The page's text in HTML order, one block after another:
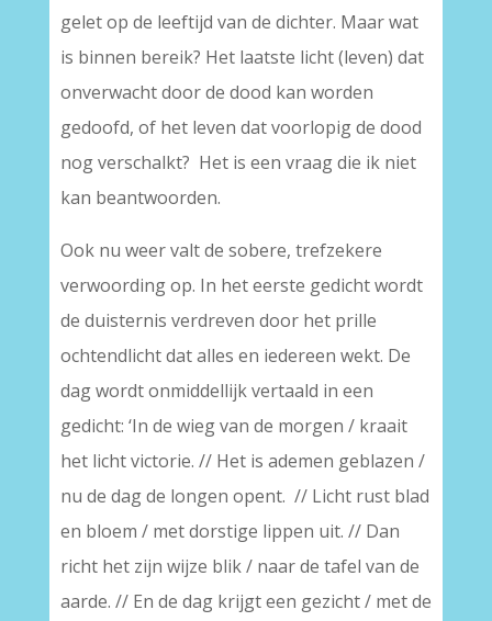
gelet op de leeftijd van de dichter. Maar wat
is binnen bereik? Het laatste licht (leven) dat
onverwacht door de dood kan worden
gedoofd, of het leven dat voorlopig de dood
nog verschalkt? Het is een vraag die ik niet
kan beantwoorden.
Ook nu weer valt de sobere, trefzekere
verwoording op. In het eerste gedicht wordt
de duisternis verdreven door het prille
ochtendlicht dat alles en iedereen wekt. De
dag wordt onmiddellijk vertaald in een
gedicht: ‘In de wieg van de morgen / kraait
het licht victorie. // Het is ademen geblazen /
nu de dag de longen opent. // Licht rust blad
en bloem / met dorstige lippen uit. // Dan
richt het zijn wijze blik / naar de tafel van de
aarde. // En de dag krijgt een gezicht / met de